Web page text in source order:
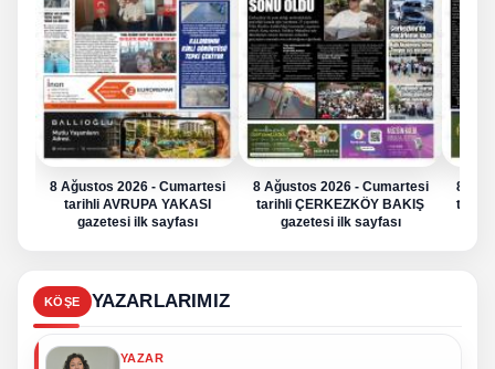
8 Ağustos 2026 - Cumartesi
tarihli AVRUPA YAKASI
gazetesi ilk sayfası
8 Ağustos 2026 - Cumartesi
tarihli ÇERKEZKÖY BAKIŞ
gazetesi ilk sayfası
8
tarihli
KÖŞE YAZARLARIMIZ
YAZAR